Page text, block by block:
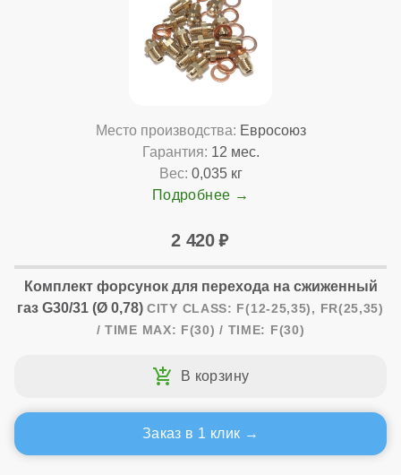
Место производства: Евросоюз
Гарантия: 12 мес.
Вес: 0,035 кг
Подробнее
2 420
Комплект форсунок для перехода на сжиженный
газ G30/31 (Ø 0,78) CITY CLASS: F(12-25,35), FR(25,35)
/ TIME MAX: F(30) / TIME: F(30)
Заказ в 1 клик